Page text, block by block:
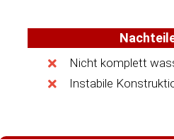
Nicht komplett
Instabile